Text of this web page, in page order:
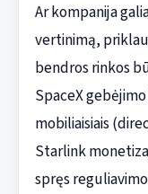
Ar kompanija
vertinimą,
bendros rinkos
SpaceX
mobiliaisiais
Starlink
spręs